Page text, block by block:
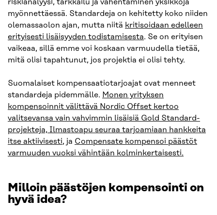
riskianalyysi, tarkkailu ja vähentäminen yksikköjä
myönnettäessä. Standardeja on kehitetty koko niiden
olemassaolon ajan, mutta niitä kritisoidaan edelleen
erityisesti lisäisyyden todistamisesta. Se on erityisen
vaikeaa, sillä emme voi koskaan varmuudella tietää,
mitä olisi tapahtunut, jos projektia ei olisi tehty.
Suomalaiset kompensaatiotarjoajat ovat menneet
standardeja pidemmälle. Monen yrityksen
kompensoinnit välittävä Nordic Offset kertoo
valitsevansa vain vahvimmin lisäisiä Gold Standard-
projekteja, Ilmastoapu seuraa tarjoamiaan hankkeita
itse aktiivisesti, ja Compensate kompensoi päästöt
varmuuden vuoksi vähintään kolminkertaisesti.
Milloin päästöjen kompensointi on
hyvä idea?